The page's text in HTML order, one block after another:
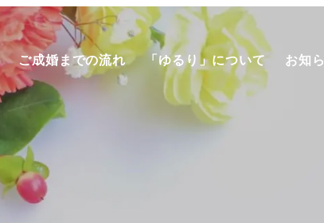
ご成婚までの流れ 「ゆるり」について お知